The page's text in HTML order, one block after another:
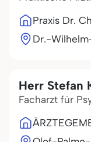
Praxis Dr.
Dr.-
Herr Stefan
Facharzt für